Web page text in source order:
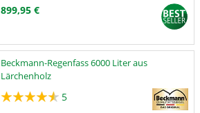
899,95 €
Beckmann-Regenfass 6000 Liter aus
Lärchenholz
5